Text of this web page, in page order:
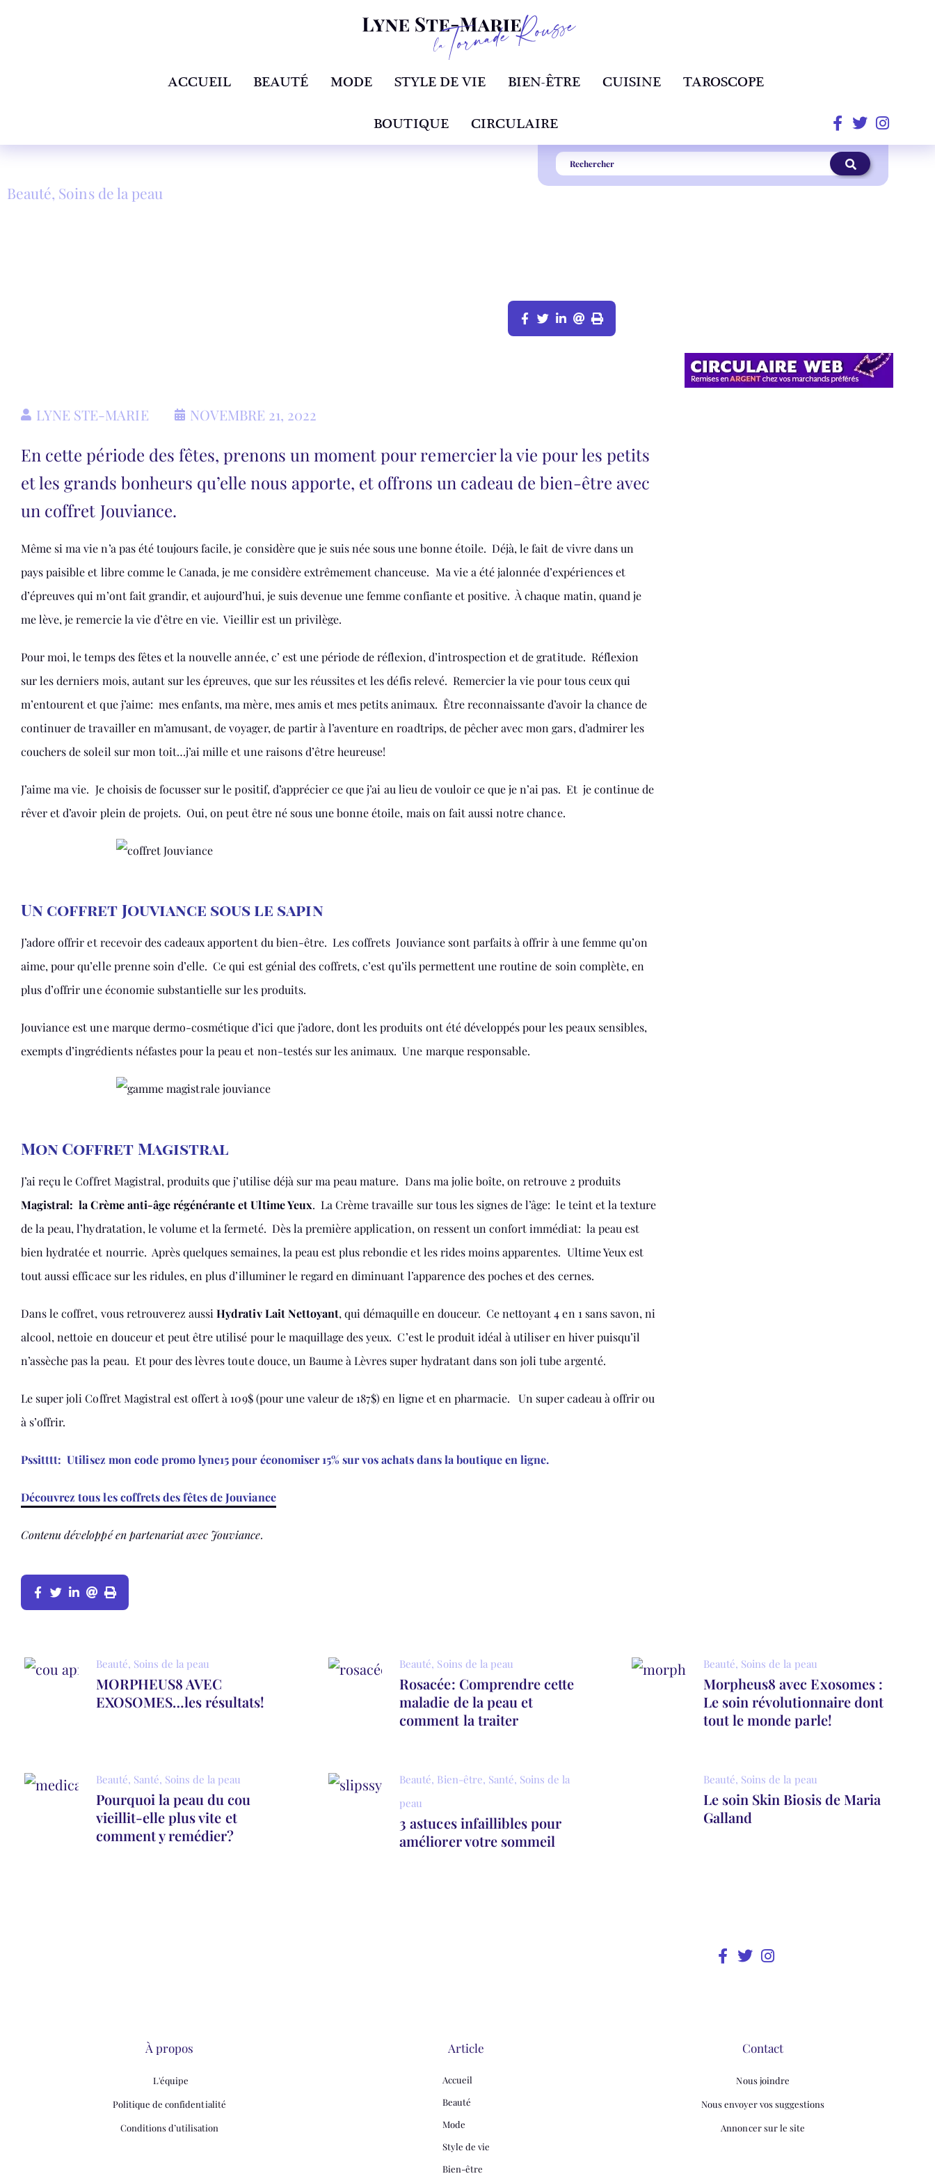
ACCUEIL BEAUTÉ MODE STYLE DE VIE BIEN-ÊTRE CUISINE TAROSCOPE
BOUTIQUE CIRCULAIRE
Beauté, Soins de la peau
LYNE STE-MARIE NOVEMBRE 21, 2022
En cette période des fêtes, prenons un moment pour remercier la vie pour les petits
et les grands bonheurs qu’elle nous apporte, et offrons un cadeau de bien-être avec
un coffret Jouviance.
Même si ma vie n’a pas été toujours facile, je considère que je suis née sous une bonne étoile. Déjà, le fait de vivre dans un
pays paisible et libre comme le Canada, je me considère extrêmement chanceuse. Ma vie a été jalonnée d’expériences et
d’épreuves qui m’ont fait grandir, et aujourd’hui, je suis devenue une femme confiante et positive. À chaque matin, quand je
me lève, je remercie la vie d’être en vie. Vieillir est un privilège.
Pour moi, le temps des fêtes et la nouvelle année, c’ est une période de réflexion, d’introspection et de gratitude. Réflexion
sur les derniers mois, autant sur les épreuves, que sur les réussites et les défis relevé. Remercier la vie pour tous ceux qui
m’entourent et que j’aime: mes enfants, ma mère, mes amis et mes petits animaux. Être reconnaissante d’avoir la chance de
continuer de travailler en m’amusant, de voyager, de partir à l’aventure en roadtrips, de pêcher avec mon gars, d’admirer les
couchers de soleil sur mon toit…j’ai mille et une raisons d’être heureuse!
J’aime ma vie. Je choisis de focusser sur le positif, d’apprécier ce que j’ai au lieu de vouloir ce que je n’ai pas. Et je continue de
rêver et d’avoir plein de projets. Oui, on peut être né sous une bonne étoile, mais on fait aussi notre chance.
Un coffret Jouviance sous le sapin
J’adore offrir et recevoir des cadeaux apportent du bien-être. Les coffrets Jouviance sont parfaits à offrir à une femme qu’on
aime, pour qu’elle prenne soin d’elle. Ce qui est génial des coffrets, c’est qu’ils permettent une routine de soin complète, en
plus d’offrir une économie substantielle sur les produits.
Jouviance est une marque dermo-cosmétique d’ici que j’adore, dont les produits ont été développés pour les peaux sensibles,
exempts d’ingrédients néfastes pour la peau et non-testés sur les animaux. Une marque responsable.
Mon Coffret Magistral
J’ai reçu le Coffret Magistral, produits que j’utilise déjà sur ma peau mature. Dans ma jolie boîte, on retrouve 2 produits
Magistral: la Crème anti-âge régénérante et Ultime Yeux. La Crème travaille sur tous les signes de l’âge: le teint et la texture
de la peau, l’hydratation, le volume et la fermeté. Dès la première application, on ressent un confort immédiat: la peau est
bien hydratée et nourrie. Après quelques semaines, la peau est plus rebondie et les rides moins apparentes. Ultime Yeux est
tout aussi efficace sur les ridules, en plus d’illuminer le regard en diminuant l’apparence des poches et des cernes.
Dans le coffret, vous retrouverez aussiHydrativ Lait Nettoyant, qui démaquille en douceur. Ce nettoyant 4 en 1 sans savon, ni
alcool, nettoie en douceur et peut être utilisé pour le maquillage des yeux. C’est le produit idéal à utiliser en hiver puisqu’il
n’assèche pas la peau. Et pour des lèvres toute douce, un Baume à Lèvres super hydratant dans son joli tube argenté.
Le super joli Coffret Magistral est offert à 109$ (pour une valeur de 187$) en ligne et en pharmacie. Un super cadeau à offrir ou
à s’offrir.
Pssitttt: Utilisez mon code promo lyne15 pour économiser 15% sur vos achats dans la boutique en ligne.
Découvrez tous les coffrets des fêtes de Jouviance
Contenu développé en partenariat avec Jouviance.
Beauté, Soins de la peau
MORPHEUS8 AVEC
EXOSOMES…les résultats!
Beauté, Soins de la peau
Rosacée: Comprendre cette
maladie de la peau et
comment la traiter
Beauté, Soins de la peau
Morpheus8 avec Exosomes :
Le soin révolutionnaire dont
tout le monde parle!
Beauté, Santé, Soins de la peau
Pourquoi la peau du cou
vieillit-elle plus vite et
comment y remédier?
Beauté, Bien-être, Santé, Soins de la
peau
3 astuces infaillibles pour
améliorer votre sommeil
Beauté, Soins de la peau
Le soin Skin Biosis de Maria
Galland
À propos
L'équipe
Politique de confidentialité
Conditions d’utilisation
Article
Accueil
Beauté
Mode
Style de vie
Bien-être
Contact
Nous joindre
Nous envoyer vos suggestions
Annoncer sur le site